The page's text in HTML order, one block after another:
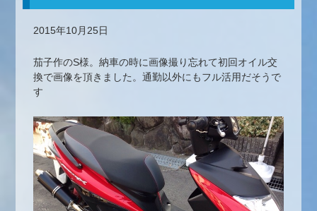
2015年10月25日
茄子作のS様。納車の時に画像撮り忘れて初回オイル交
換で画像を頂きました。通勤以外にもフル活用だそうで
す